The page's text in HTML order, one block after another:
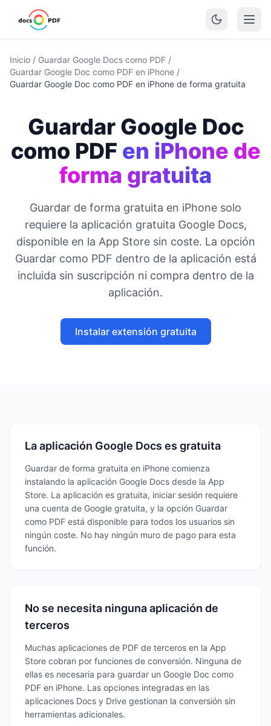
Inicio / Guardar Google Docs como PDF /
Guardar Google Doc como PDF en iPhone /
Guardar Google Doc como PDF en iPhone de forma gratuita
Guardar Google Doc
como PDF en iPhone de
forma gratuita
Guardar de forma gratuita en iPhone solo
requiere la aplicación gratuita Google Docs,
disponible en la App Store sin coste. La opción
Guardar como PDF dentro de la aplicación está
incluida sin suscripción ni compra dentro de la
aplicación.
Instalar extensión gratuita
La aplicación Google Docs es gratuita
Guardar de forma gratuita en iPhone comienza
instalando la aplicación Google Docs desde la App
Store. La aplicación es gratuita, iniciar sesión requiere
una cuenta de Google gratuita, y la opción Guardar
como PDF está disponible para todos los usuarios sin
ningún coste. No hay ningún muro de pago para esta
función.
No se necesita ninguna aplicación de
terceros
Muchas aplicaciones de PDF de terceros en la App
Store cobran por funciones de conversión. Ninguna de
ellas es necesaria para guardar un Google Doc como
PDF en iPhone. Las opciones integradas en las
aplicaciones Docs y Drive gestionan la conversión sin
herramientas adicionales.